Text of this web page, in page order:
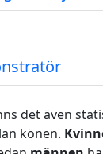
det även
könen.